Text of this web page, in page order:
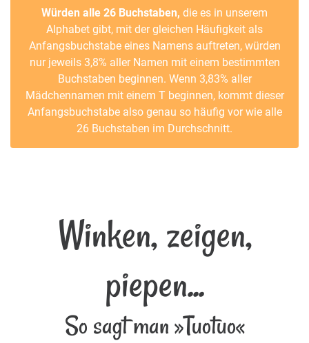
Würden alle 26 Buchstaben, die es in unserem
Alphabet gibt, mit der gleichen Häufigkeit als
Anfangsbuchstabe eines Namens auftreten, würden
nur jeweils 3,8% aller Namen mit einem bestimmten
Buchstaben beginnen. Wenn 3,83% aller
Mädchennamen mit einem T beginnen, kommt dieser
Anfangsbuchstabe also genau so häufig vor wie alle
26 Buchstaben im Durchschnitt.
Winken, zeigen,
piepen...
So sagt man »Tuotuo«